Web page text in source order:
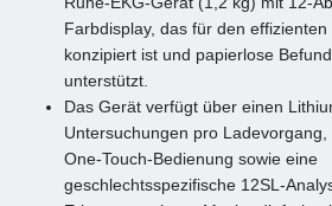
Farbdisplay, das für den
konzipiert ist und papierlose
unterstützt.
Das Gerät verfügt über einen
Untersuchungen pro Ladevorgang,
One-Touch-Bedienung sowie eine
geschlechtsspezifische 12SL-